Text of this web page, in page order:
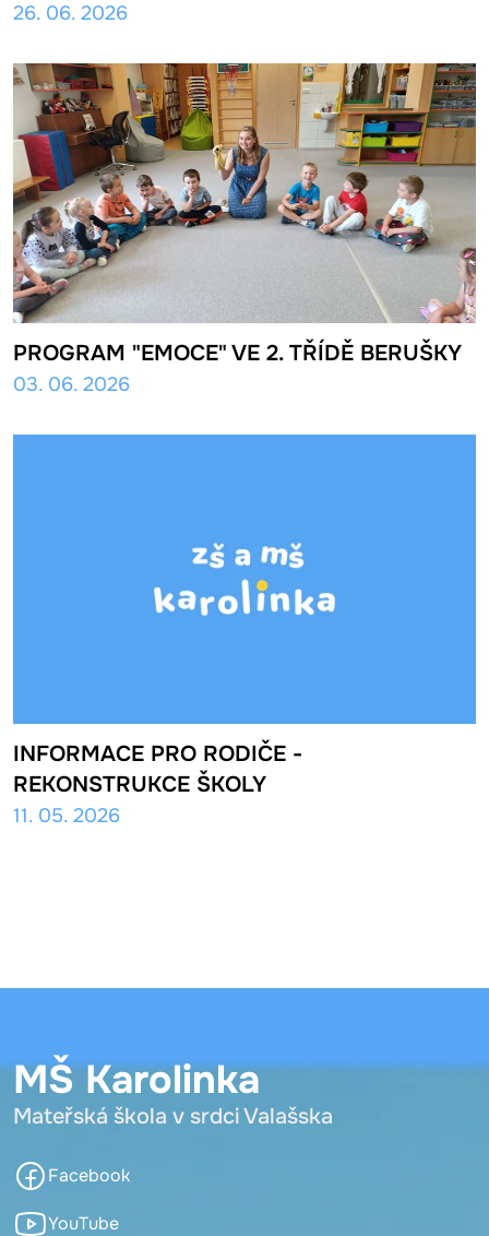
26. 06. 2026
PROGRAM "EMOCE" VE 2. TŘÍDĚ BERUŠKY
03. 06. 2026
INFORMACE PRO RODIČE -
REKONSTRUKCE ŠKOLY
11. 05. 2026
MŠ Karolinka
Mateřská škola v srdci Valašska
Facebook
YouTube